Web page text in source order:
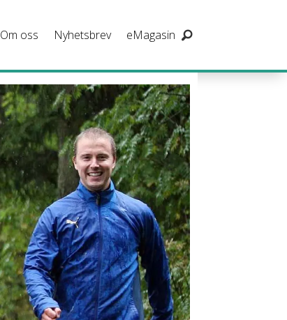
Om oss Nyhetsbrev eMagasin